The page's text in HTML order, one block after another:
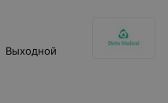
Выходной